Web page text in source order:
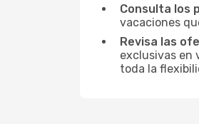
Consulta los
vacaciones
Revisa las
exclusivas en
toda la